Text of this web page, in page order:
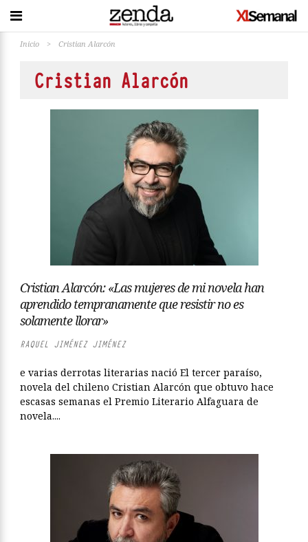
Inicio > Cristian Alarcón
Cristian Alarcón
Cristian Alarcón: «Las mujeres de mi novela han
aprendido tempranamente que resistir no es
solamente llorar»
RAQUEL JIMÉNEZ JIMÉNEZ
e varias derrotas literarias nació El tercer paraíso,
novela del chileno Cristian Alarcón que obtuvo hace
escasas semanas el Premio Literario Alfaguara de
novela....